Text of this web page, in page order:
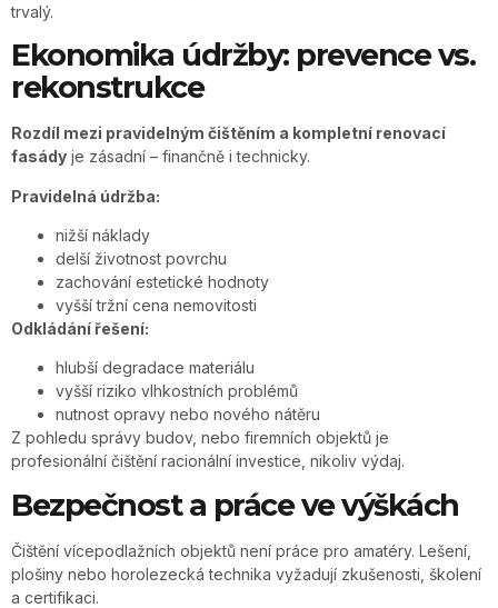
trvalý.
Ekonomika údržby: prevence vs.
rekonstrukce
Rozdíl mezi pravidelným čištěním a kompletní renovací
fasády je zásadní – finančně i technicky.
Pravidelná údržba:
nižší náklady
delší životnost povrchu
zachování estetické hodnoty
vyšší tržní cena nemovitosti
Odkládání řešení:
hlubší degradace materiálu
vyšší riziko vlhkostních problémů
nutnost opravy nebo nového nátěru
Z pohledu správy budov, nebo firemních objektů je
profesionální čištění racionální investice, nikoliv výdaj.
Bezpečnost a práce ve výškách
Čištění vícepodlažních objektů není práce pro amatéry. Lešení,
plošiny nebo horolezecká technika vyžadují zkušenosti, školení
a certifikaci.